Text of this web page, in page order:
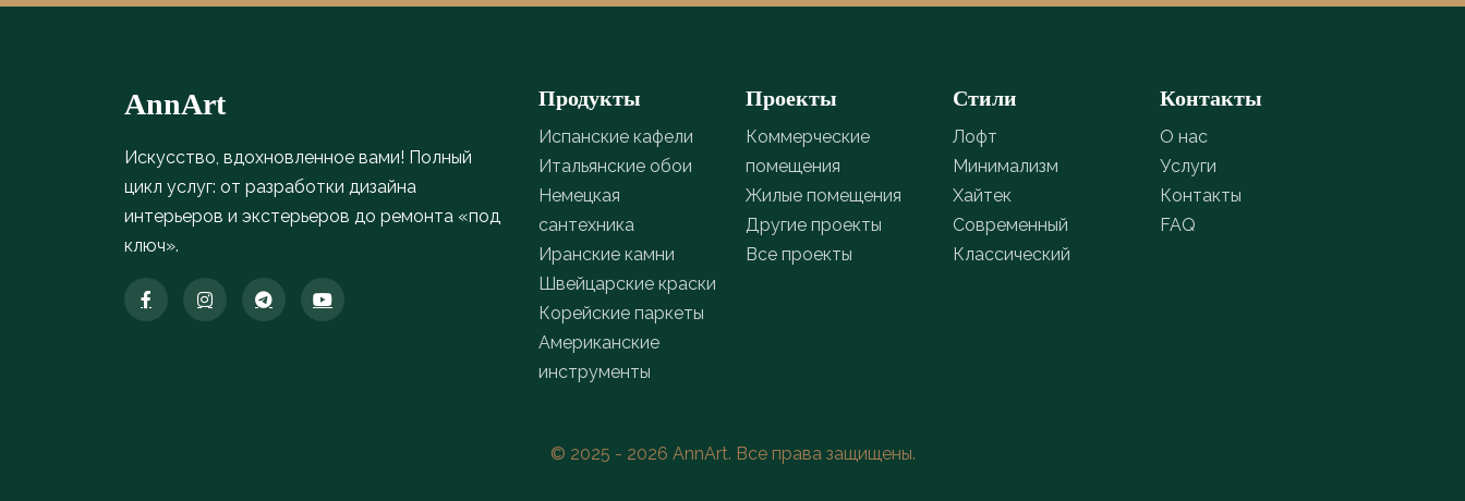
AnnArt
Искусство, вдохновленное вами! Полный
цикл услуг: от разработки дизайна
интерьеров и экстерьеров до ремонта «под
ключ».
Продукты
Испанские кафели
Итальянские обои
Немецкая
сантехника
Иранские камни
Швейцарские краски
Корейские паркеты
Американские
инструменты
Проекты
Коммерческие
помещения
Жилые помещения
Другие проекты
Все проекты
Стили
Лофт
Минимализм
Хайтек
Современный
Классический
Контакты
О нас
Услуги
Контакты
FAQ
© 2025 - 2026 AnnArt. Все права защищены.